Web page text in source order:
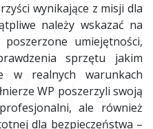
wynikające z misji dla
należy wskazać na
umiejętności,
sprzętu jakim
w realnych warunkach
WP poszerzyli swoją
ale również
dla bezpieczeństwa –